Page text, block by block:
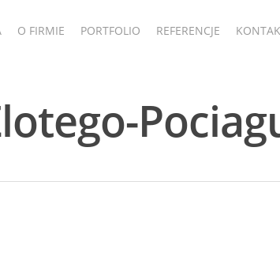
O FIRMIE PORTFOLIO REFERENCJE